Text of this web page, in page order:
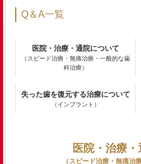
Q＆A一覧
医院・治療・通院について
（スピード治療・無痛治療・一般的な歯
科治療）
失った歯を復元する治療について
（インプラント）
医院・治療
（スピード治療・無痛治